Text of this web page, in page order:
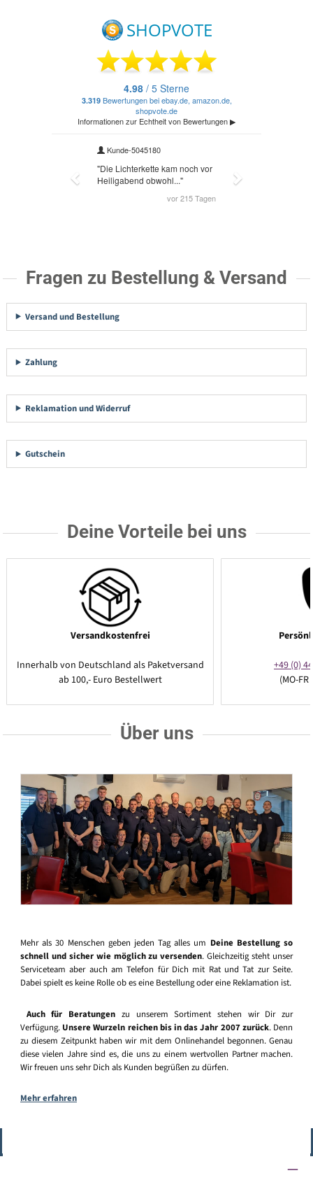
Fragen zu Bestellung & Versand
Versand und Bestellung
Zahlung
Reklamation und Widerruf
Gutschein
Deine Vorteile bei uns
Versandkostenfrei
Innerhalb von Deutschland als Paketversand
ab 100,- Euro Bestellwert
+49 (0)
(MO-
Über uns
Mehr als 30 Menschen geben jeden Tag alles um Deine Bestellung so
schnell und sicher wie möglich zu versenden. Gleichzeitig steht unser
Serviceteam aber auch am Telefon für Dich mit Rat und Tat zur Seite.
Dabei spielt es keine Rolle ob es eine Bestellung oder eine Reklamation ist.
Auch für Beratungen zu unserem Sortiment stehen wir Dir zur
Verfügung. Unsere Wurzeln reichen bis in das Jahr 2007 zurück. Denn
zu diesem Zeitpunkt haben wir mit dem Onlinehandel begonnen. Genau
diese vielen Jahre sind es, die uns zu einem wertvollen Partner machen.
Wir freuen uns sehr Dich als Kunden begrüßen zu dürfen.
Mehr erfahren